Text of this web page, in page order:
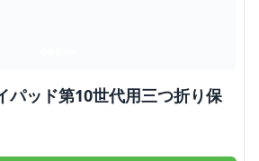
ッド第10世代用三つ折り保